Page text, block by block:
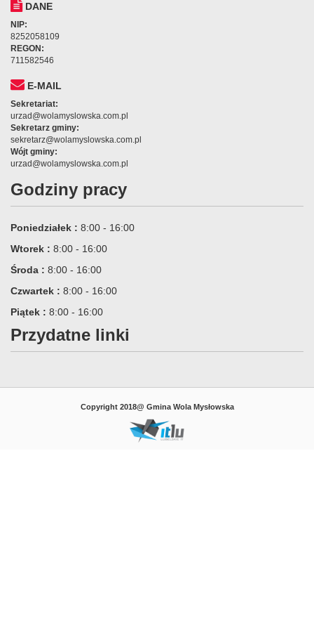
DANE
NIP:
8252058109
REGON:
711582546
E-MAIL
Sekretariat:
urzad@wolamyslowska.com.pl
Sekretarz gminy:
sekretarz@wolamyslowska.com.pl
Wójt gminy:
urzad@wolamyslowska.com.pl
Godziny pracy
Poniedziałek : 8:00 - 16:00
Wtorek : 8:00 - 16:00
Środa : 8:00 - 16:00
Czwartek : 8:00 - 16:00
Piątek : 8:00 - 16:00
Przydatne linki
Copyright 2018@ Gmina Wola Mysłowska